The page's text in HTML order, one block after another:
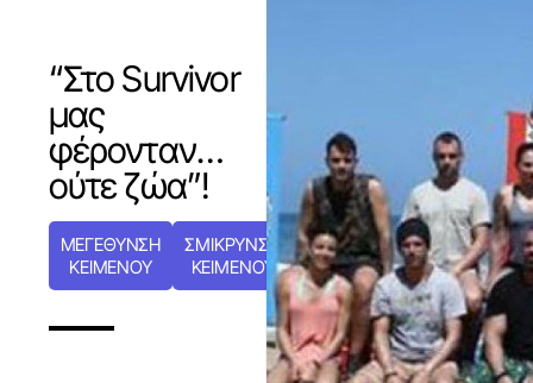
“Στο Survivor
μας
φέρονταν…
ούτε ζώα”!
ΜΕΓΕΘΥΝΣΗ
ΚΕΙΜΕΝΟΥ
ΣΜΙΚΡΥΝΣΗ
ΚΕΙΜΕΝΟΥ